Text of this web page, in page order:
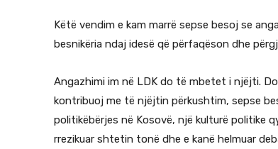
Këtë vendim e kam marrë sepse besoj se
besnikëria ndaj idesë që përfaqëson dhe
Angazhimi im në LDK do të mbetet i njëjti.
kontribuoj me të njëjtin përkushtim, sepse
politikëbërjes në Kosovë, një kulturë politike
rrezikuar shtetin tonë dhe e kanë helmuar